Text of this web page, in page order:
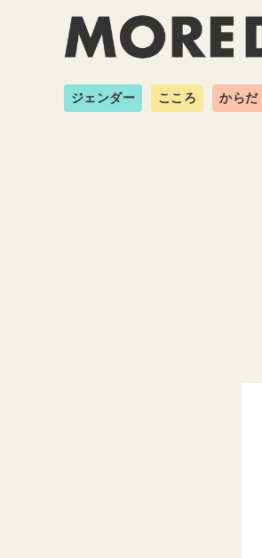
ジェンダー こころ からだ